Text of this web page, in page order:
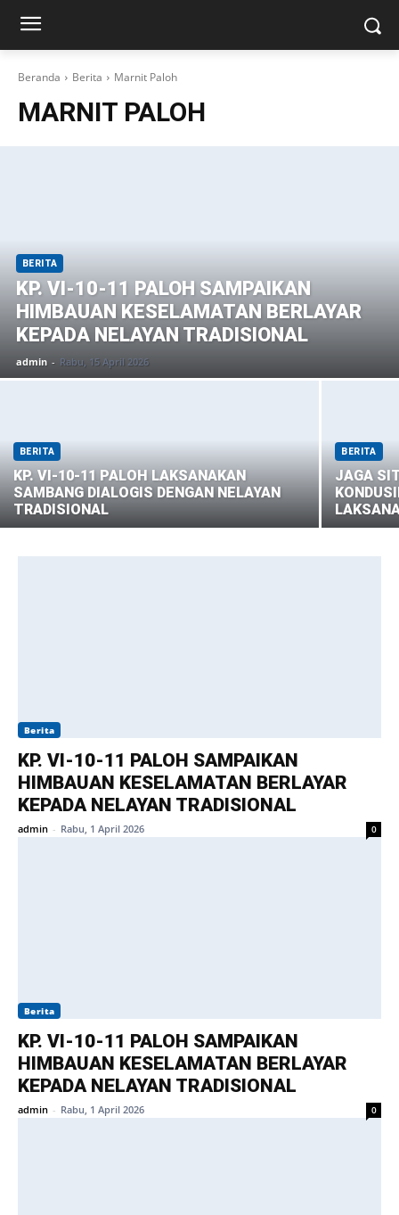
Beranda Berita Marnit Paloh
MARNIT PALOH
BERITA
KP. VI-10-11 PALOH SAMPAIKAN
HIMBAUAN KESELAMATAN BERLAYAR
KEPADA NELAYAN TRADISIONAL
admin - Rabu, 15 April 2026
BERITA
KP. VI-10-11 PALOH LAKSANAKAN
SAMBANG DIALOGIS DENGAN NELAYAN
TRADISIONAL
BERITA
JAGA
Berita
KP. VI-10-11 PALOH SAMPAIKAN
HIMBAUAN KESELAMATAN BERLAYAR
KEPADA NELAYAN TRADISIONAL
admin - Rabu, 1 April 2026 0
Berita
KP. VI-10-11 PALOH SAMPAIKAN
HIMBAUAN KESELAMATAN BERLAYAR
KEPADA NELAYAN TRADISIONAL
admin - Rabu, 1 April 2026 0